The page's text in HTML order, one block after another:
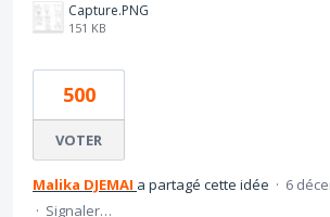
Capture.PNG
151 KB
500
VOTER
Malika DJEMAI a partagé cette idée · 6
· Signaler…